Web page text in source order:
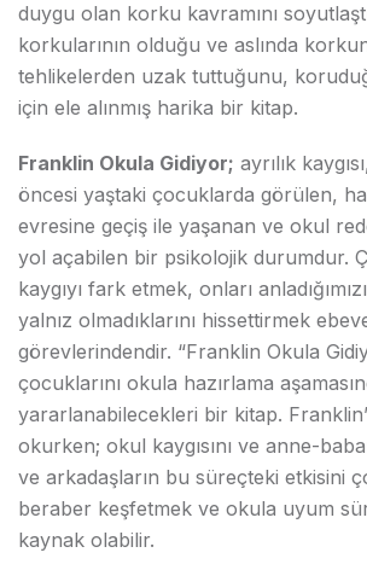
duygu olan korku kavramını
korkularının olduğu ve aslında
tehlikelerden uzak tuttuğunu,
için ele alınmış harika bir kitap.
Franklin Okula Gidiyor; ayrılık
öncesi yaştaki çocuklarda görülen,
evresine geçiş ile yaşanan ve okul
yol açabilen bir psikolojik durumdur.
kaygıyı fark etmek, onları
yalnız olmadıklarını hissettirmek
görevlerindendir. “Franklin Okula
çocuklarını okula hazırlama
yararlanabilecekleri bir kitap.
okurken; okul kaygısını ve anne-
ve arkadaşların bu süreçteki etkisini
beraber keşfetmek ve okula uyum
kaynak olabilir.